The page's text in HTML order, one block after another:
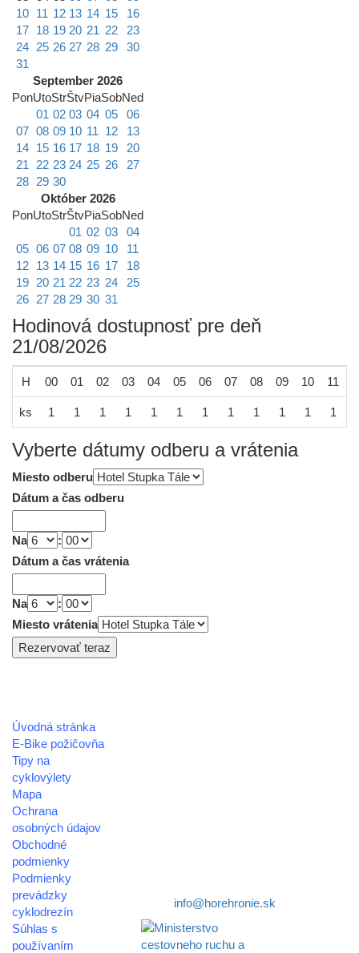
10 11 12 13 14 15
16
17 18 19 20 21 22
23
24 25 26 27 28 29
30
31
September 2026
PonUtoStrŠtvPiaSobNed
01 02 03 04 05
06
07 08 09 10 11 12
13
14 15 16 17 18 19
20
21
22 23 24 25 26
27
28 29 30
Október 2026
PonUtoStrŠtvPiaSobNed
01 02 03
04
05 06 07 08 09 10
11
12 13 14 15 16 17
18
19 20 21 22 23 24
25
26 27 28 29 30 31
Hodinová dostupnosť pre deň
21/08/2026
H 00 01 02 03 04 05 06 07 08 09 10 11
ks 1 1 1 1 1 1 1 1 1 1 1 1
Vyberte dátumy odberu a vrátenia
Miesto odberu
Dátum a čas odberu
Na
:
Dátum a čas vrátenia
Na
:
Miesto vrátenia
Úvodná stránka
E-Bike požičovňa
Tipy na
cyklovýlety
Mapa
Ochrana
osobných údajov
Obchodné
podmienky
Podmienky
prevádzky
cyklodrezín
Súhlas s
používaním
info@horehronie.sk